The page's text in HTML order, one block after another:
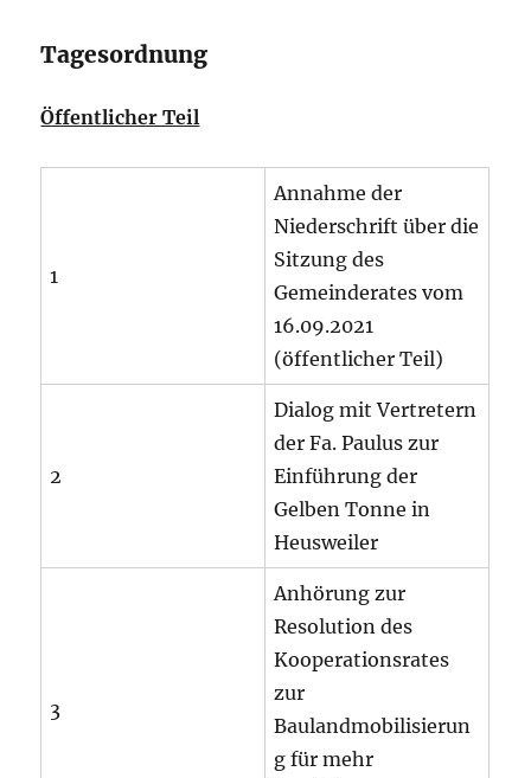
Tagesordnung
Öffentlicher Teil
1
Annahme der
Niederschrift über die
Sitzung des
Gemeinderates vom
16.09.2021
(öffentlicher Teil)
2
Dialog mit Vertretern
der Fa. Paulus zur
Einführung der
Gelben Tonne in
Heusweiler
3
Anhörung zur
Resolution des
Kooperationsrates
zur
Baulandmobilisierun
g für mehr